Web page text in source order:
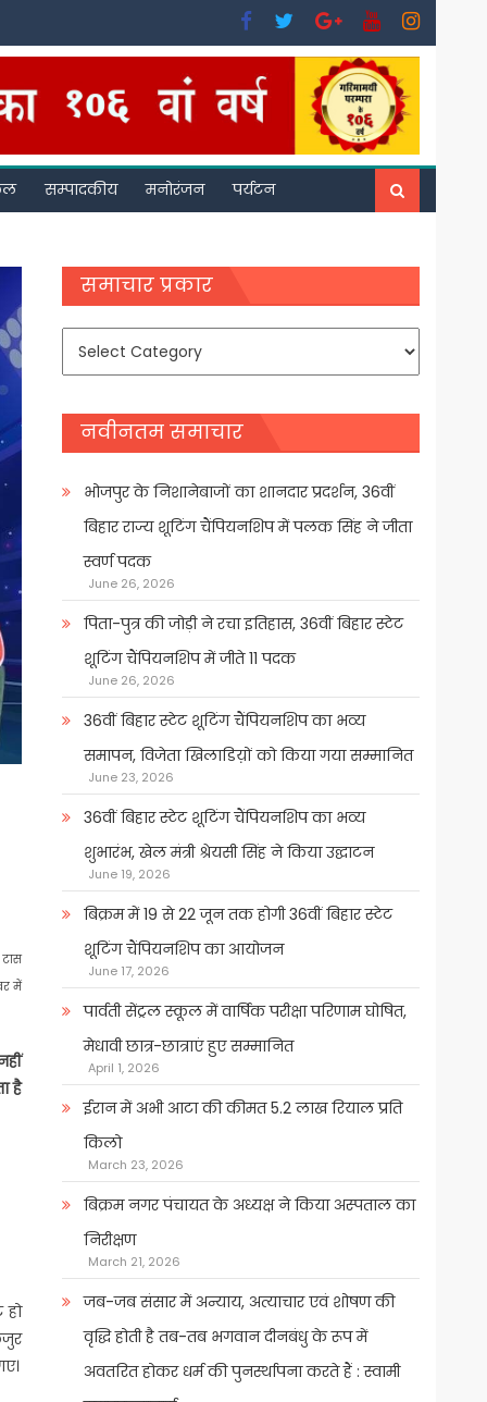
सम्पादकीय मनोरंजन पर्यटन
में
है
समाचार प्रकार
समाचार
नवीनतम समाचार
भोजपुर के निशानेबाजों का शानदार प्रदर्शन, 36वीं
बिहार राज्य शूटिंग चैंपियनशिप में पलक सिंह ने जीता
स्वर्ण पदक
June 26, 2026
पिता-पुत्र की जोड़ी ने रचा इतिहास, 36वीं बिहार स्टेट
शूटिंग चैंपियनशिप में जीते 11 पदक
June 26, 2026
36वीं बिहार स्टेट शूटिंग चैंपियनशिप का भव्य
समापन, विजेता खिलाडिय़ों को किया गया सम्मानित
June 23, 2026
36वीं बिहार स्टेट शूटिंग चैंपियनशिप का भव्य
शुभारंभ, खेल मंत्री श्रेयसी सिंह ने किया उद्घाटन
June 19, 2026
बिक्रम में 19 से 22 जून तक होगी 36वीं बिहार स्टेट
शूटिंग चैंपियनशिप का आयोजन
June 17, 2026
पार्वती सेंट्रल स्कूल में वार्षिक परीक्षा परिणाम घोषित,
मेधावी छात्र-छात्राएं हुए सम्मानित
April 1, 2026
ईरान में अभी आटा की कीमत 5.2 लाख रियाल प्रति
किलो
March 23, 2026
बिक्रम नगर पंचायत के अध्यक्ष ने किया अस्पताल का
निरीक्षण
March 21, 2026
जब-जब संसार में अन्याय, अत्याचार एवं शोषण की
वृद्धि होती है तब-तब भगवान दीनबंधु के रूप में
अवतरित होकर धर्म की पुनर्स्थापना करते हैं : स्वामी